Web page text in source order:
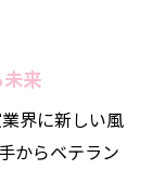
来
界に新しい風
からベテラン